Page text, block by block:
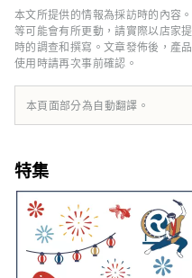
很多面貌，比
文氣息。這座
特徵有關，這
的約 17,000 人。
本文所提供的情報為採訪時的內容
等可能會有所更動，請實際以店家
時的調查和撰寫。文章發佈後，產
使用時請再次事前確認。
本頁面部分為自動翻譯。
特集